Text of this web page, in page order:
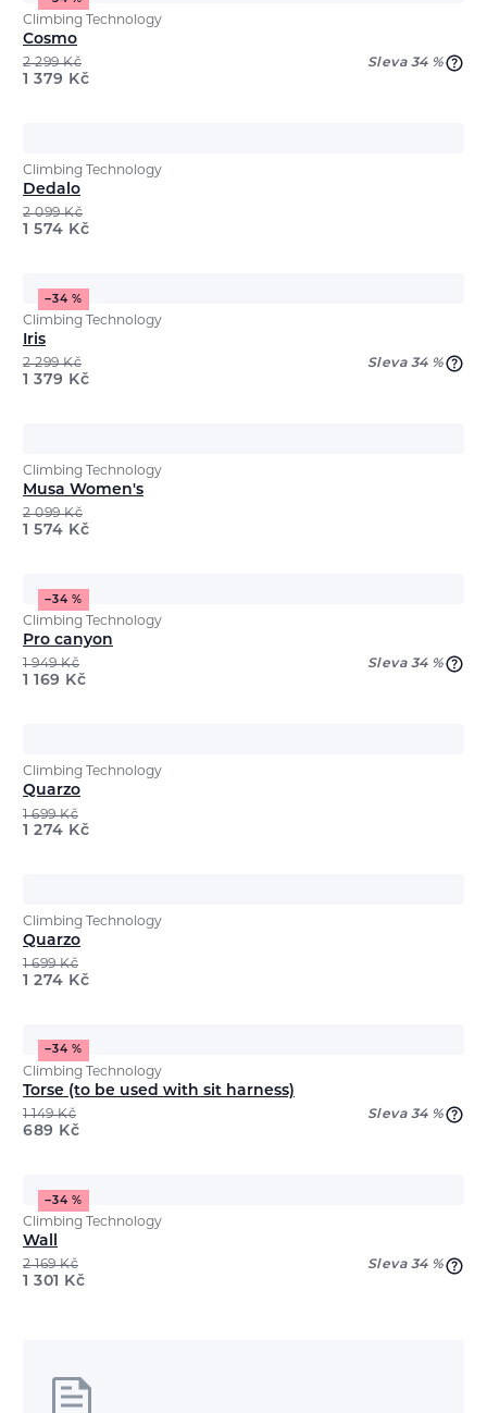
Climbing Technology
Cosmo
2 299Kč Sleva 34 %
1 379 Kč
Climbing Technology
Dedalo
2 099Kč
1 574 Kč
−34 %
Climbing Technology
Iris
2 299Kč Sleva 34 %
1 379 Kč
Climbing Technology
Musa Women's
2 099Kč
1 574 Kč
−34 %
Climbing Technology
Pro canyon
1 949Kč Sleva 34 %
1 169 Kč
Climbing Technology
Quarzo
1 699Kč
1 274 Kč
Climbing Technology
Quarzo
1 699Kč
1 274 Kč
−34 %
Climbing Technology
Torse (to be used with sit harness)
1 149Kč Sleva 34 %
689 Kč
−34 %
Climbing Technology
Wall
2 169Kč Sleva 34 %
1 301 Kč